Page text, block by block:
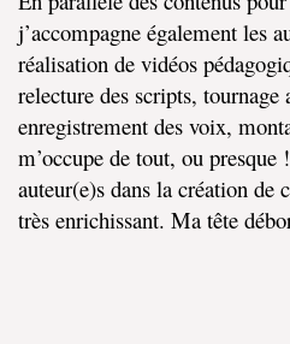
j’accompagne également les
réalisation de vidéos
relecture des scripts, tournage
enregistrement des voix,
m’occupe de tout, ou presque
auteur(e)s dans la création de
très enrichissant. Ma tête